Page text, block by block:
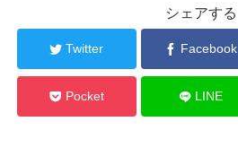
シェアする
Twitter Facebook
Pocket LINE